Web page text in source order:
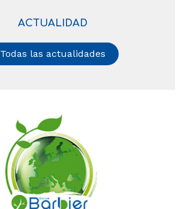
ACTUALIDAD
Todas las actualidades